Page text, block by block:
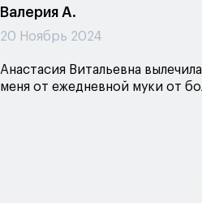
Валерия А.
20 Ноябрь 2024
Анастасия Витальевна
меня от ежедневной муки от